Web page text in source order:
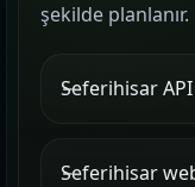
şekilde planlanır.
Seferihisar
Seferihisar